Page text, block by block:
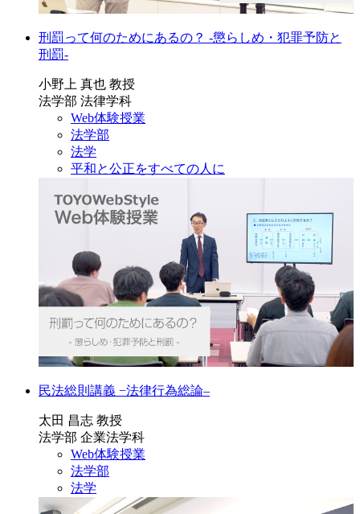
刑罰って何のためにあるの？ -懲らしめ・犯罪予防と
刑罰-
小野上 真也 教授
法学部 法律学科
Web体験授業
法学部
法学
平和と公正をすべての人に
民法総則講義 −法律行為総論–
太田 昌志 教授
法学部 企業法学科
Web体験授業
法学部
法学